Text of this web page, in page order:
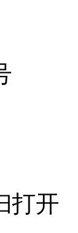
打开